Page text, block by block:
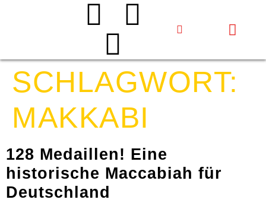
SCHLAGWORT:
MAKKABI
128 Medaillen! Eine
historische Maccabiah für
Deutschland